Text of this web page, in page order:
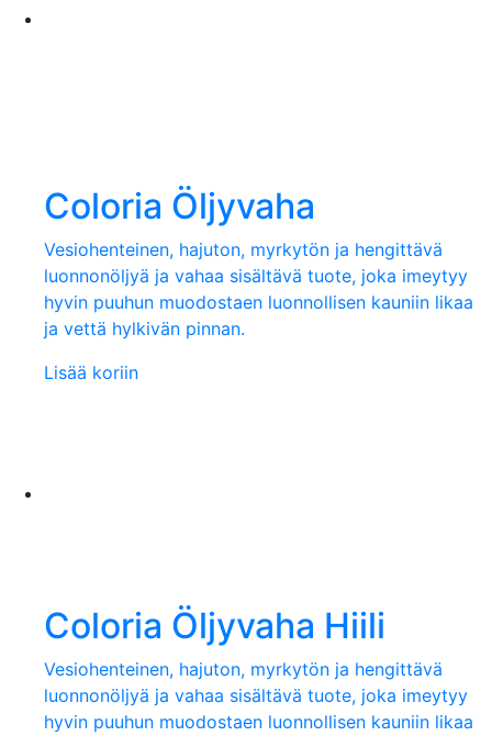
Coloria Öljyvaha
Vesiohenteinen, hajuton, myrkytön ja hengittävä
luonnonöljyä ja vahaa sisältävä tuote, joka imeytyy
hyvin puuhun muodostaen luonnollisen kauniin likaa
ja vettä hylkivän pinnan.
Lisää koriin
Coloria Öljyvaha Hiili
Vesiohenteinen, hajuton, myrkytön ja hengittävä
luonnonöljyä ja vahaa sisältävä tuote, joka imeytyy
hyvin puuhun muodostaen luonnollisen kauniin likaa